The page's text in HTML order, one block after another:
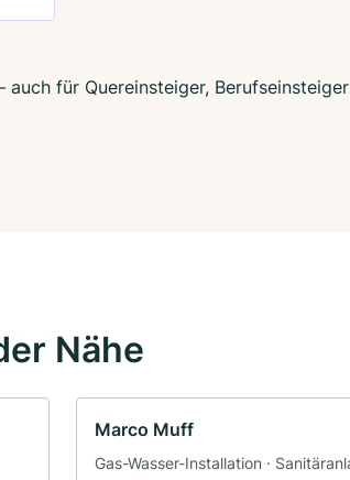
auch für Quereinsteiger,
Nähe
Marco Muff
Gas-Wasser-Installation ·